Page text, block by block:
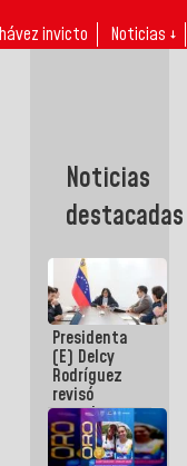
invicto Noticias ↓
Noticias
destacadas
Presidenta
(E) Delcy
Rodríguez
revisó
agenda
económica y
ejecución de